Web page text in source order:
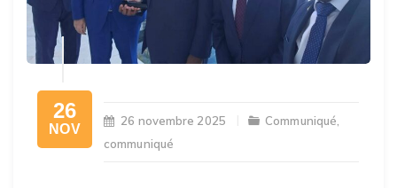
26
NOV
26 novembre 2025 Communiqué,
communiqué